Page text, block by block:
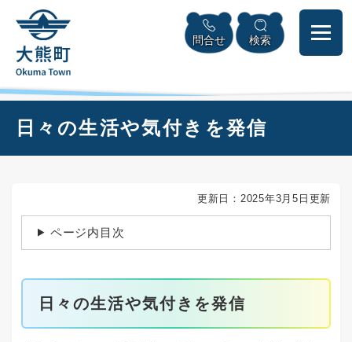
頭
メニューを飛ばして本文へ
問合せ 検索
日々の生活や気付きを発信
更新日：2025年3月5日更新
ページ内目次
日々の生活や気付きを発信